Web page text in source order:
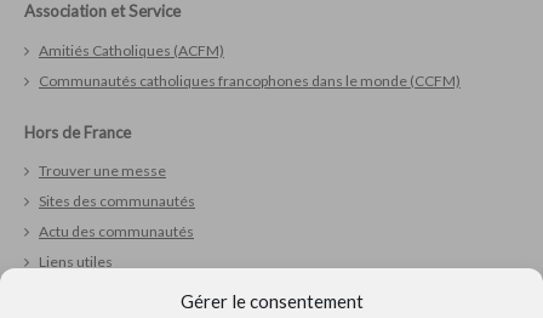
Gérer le consentement
Association et Service
Amitiés Catholiques (ACFM)
Communautés catholiques francophones dans le monde (CCFM)
Hors de France
Trouver une messe
Sites des communautés
Actu des communautés
Liens utiles